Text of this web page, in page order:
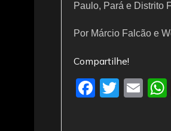
Paulo, Pará e Distrito
Por Márcio Falcão e
Compartilhe!
F
T
E